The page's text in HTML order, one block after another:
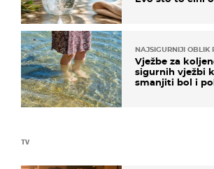
TV
NAJSIGURNIJI OBLIK
Vježbe za
sigurnih vježbi
smanjiti bol i